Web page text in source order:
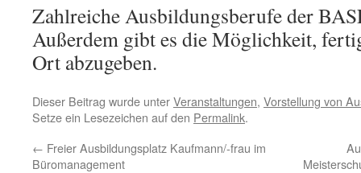
Zahlreiche Ausbildungsberufe der
Außerdem gibt es die Möglichkeit,
Ort abzugeben.
Dieser Beitrag wurde unterVeranstaltungen, Vorstellung von
Setze ein Lesezeichen auf den Permalink.
← Freier Ausbildungsplatz Kaufmann/-frau im
Büromanagement